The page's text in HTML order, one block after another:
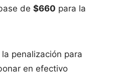
de $660 para la
penalización para
en efectivo